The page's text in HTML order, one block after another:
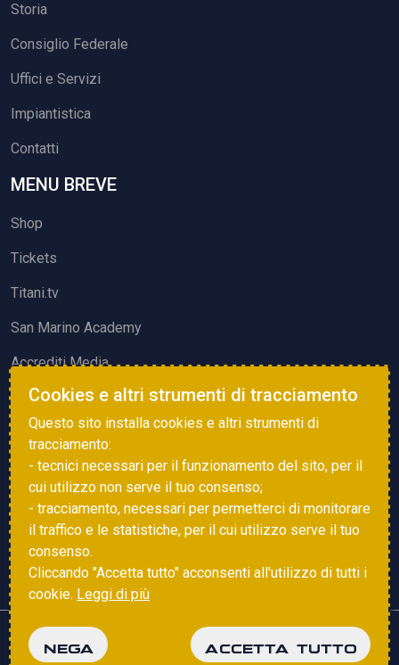
Storia
Consiglio Federale
Uffici e Servizi
Impiantistica
Contatti
MENU BREVE
Shop
Tickets
Titani.tv
San Marino Academy
Accrediti Media
ATTIVITÀ ED EVENTI
Squadre di Calcio
Associazione Sammarinese Arbitri
Vota gol e parata
Copyright © 2025 FSGC. Tutti i diritti riservati
Cookies e altri strumenti di tracciamento
Questo sito installa cookies e altri strumenti di
tracciamento:
- tecnici necessari per il funzionamento del sito, per il
cui utilizzo non serve il tuo consenso;
- tracciamento, necessari per permetterci di monitorare
il traffico e le statistiche, per il cui utilizzo serve il tuo
consenso.
Cliccando "Accetta tutto" acconsenti all'utilizzo di tutti i
cookie. Leggi di più
NEGA ACCETTA TUTTO